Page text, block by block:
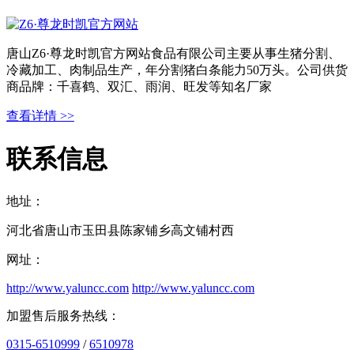
唐山Z6·尊龙时凯官方网站食品有限公司主要从事生猪分割、
冷藏加工、肉制品生产，年分割猪白条能力50万头。公司供货
商品牌：千喜鹤、双汇、雨润、旺发等知名厂家
查看详情 >>
联系信息
地址：
河北省唐山市玉田县陈家铺乡高文铺村西
网址：
http://www.yaluncc.com http://www.yaluncc.com
加盟售后服务热线：
0315-6510999 /6510978